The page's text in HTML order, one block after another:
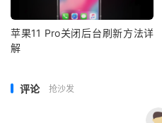
苹果11 Pro关闭后台刷新方法详
解
评论 抢沙发